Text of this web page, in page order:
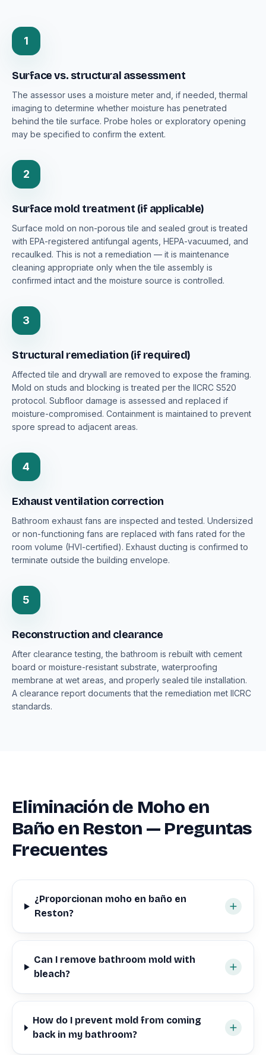
1
Surface vs. structural assessment
The assessor uses a moisture meter and, if needed, thermal
imaging to determine whether moisture has penetrated
behind the tile surface. Probe holes or exploratory opening
may be specified to confirm the extent.
2
Surface mold treatment (if applicable)
Surface mold on non-porous tile and sealed grout is treated
with EPA-registered antifungal agents, HEPA-vacuumed, and
recaulked. This is not a remediation — it is maintenance
cleaning appropriate only when the tile assembly is
confirmed intact and the moisture source is controlled.
3
Structural remediation (if required)
Affected tile and drywall are removed to expose the framing.
Mold on studs and blocking is treated per the IICRC S520
protocol. Subfloor damage is assessed and replaced if
moisture-compromised. Containment is maintained to prevent
spore spread to adjacent areas.
4
Exhaust ventilation correction
Bathroom exhaust fans are inspected and tested. Undersized
or non-functioning fans are replaced with fans rated for the
room volume (HVI-certified). Exhaust ducting is confirmed to
terminate outside the building envelope.
5
Reconstruction and clearance
After clearance testing, the bathroom is rebuilt with cement
board or moisture-resistant substrate, waterproofing
membrane at wet areas, and properly sealed tile installation.
A clearance report documents that the remediation met IICRC
standards.
Eliminación de Moho en
Baño en Reston — Preguntas
Frecuentes
¿Proporcionan moho en baño en
Reston?
Can I remove bathroom mold with
bleach?
How do I prevent mold from coming
back in my bathroom?